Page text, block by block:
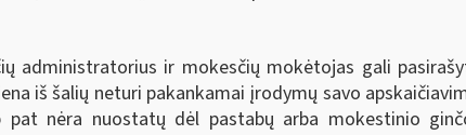
administratorius ir mokesčių mokėtojas gali
iš šalių neturi pakankamai įrodymų savo
nėra nuostatų dėl pastabų arba mokestinio